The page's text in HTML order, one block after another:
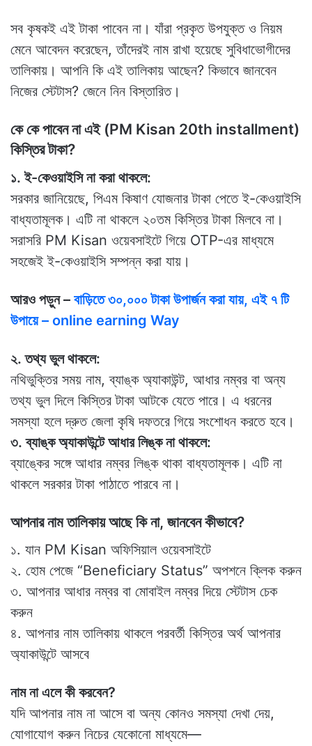
সব কৃষকই এই টাকা পাবেন না। যাঁরা প্রকৃত উপযুক্ত ও নিয়ম
মেনে আবেদন করেছেন, তাঁদেরই নাম রাখা হয়েছে সুবিধাভোগীদের
তালিকায়। আপনি কি এই তালিকায় আছেন? কিভাবে জানবেন
নিজের স্টেটাস? জেনে নিন বিস্তারিত।
কে কে পাবেন না এই (PM Kisan 20th installment)
কিস্তির টাকা?
১. ই-কেওয়াইসি না করা থাকলে:
সরকার জানিয়েছে, পিএম কিষাণ যোজনার টাকা পেতে ই-কেওয়াইসি
বাধ্যতামূলক। এটি না থাকলে ২০তম কিস্তির টাকা মিলবে না।
সরাসরি PM Kisan ওয়েবসাইটে গিয়ে OTP-এর মাধ্যমে
সহজেই ই-কেওয়াইসি সম্পন্ন করা যায়।
আরও পড়ুন – বাড়িতে ৩০,০০০ টাকা উপার্জন করা যায়, এই ৭ টি
উপায়ে – online earning Way
২. তথ্য ভুল থাকলে:
নথিভুক্তির সময় নাম, ব্যাঙ্ক অ্যাকাউন্ট, আধার নম্বর বা অন্য
তথ্য ভুল দিলে কিস্তির টাকা আটকে যেতে পারে। এ ধরনের
সমস্যা হলে দ্রুত জেলা কৃষি দফতরে গিয়ে সংশোধন করতে হবে।
৩. ব্যাঙ্ক অ্যাকাউন্টে আধার লিঙ্ক না থাকলে:
ব্যাঙ্কের সঙ্গে আধার নম্বর লিঙ্ক থাকা বাধ্যতামূলক। এটি না
থাকলে সরকার টাকা পাঠাতে পারবে না।
আপনার নাম তালিকায় আছে কি না, জানবেন কীভাবে?
১. যান PM Kisan অফিসিয়াল ওয়েবসাইটে
২. হোম পেজে “Beneficiary Status” অপশনে ক্লিক করুন
৩. আপনার আধার নম্বর বা মোবাইল নম্বর দিয়ে স্টেটাস চেক
করুন
৪. আপনার নাম তালিকায় থাকলে পরবর্তী কিস্তির অর্থ আপনার
অ্যাকাউন্টে আসবে
নাম না এলে কী করবেন?
যদি আপনার নাম না আসে বা অন্য কোনও সমস্যা দেখা দেয়,
যোগাযোগ করুন নিচের যেকোনো মাধ্যমে—